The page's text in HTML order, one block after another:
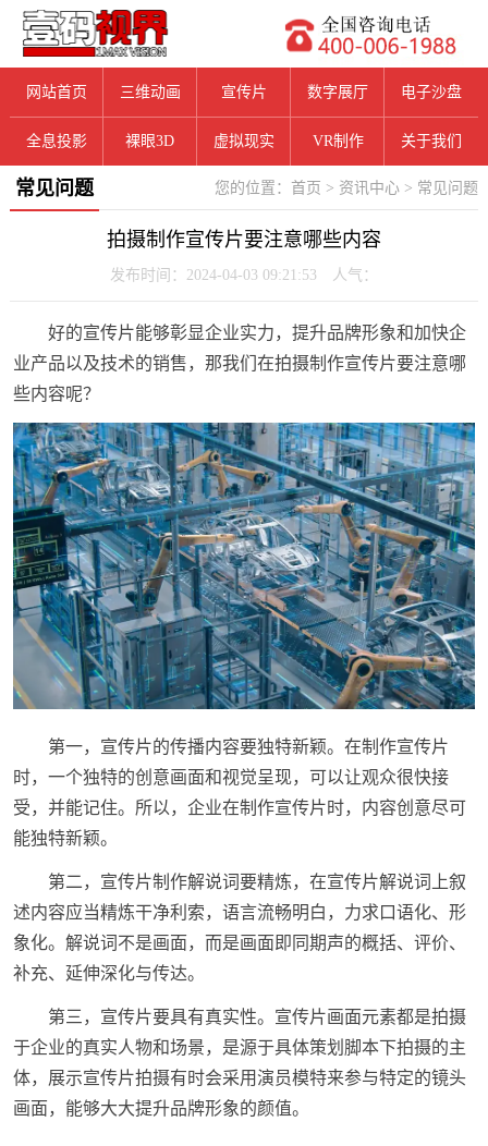
网站首页 三维动画 宣传片 数字展厅 电子沙盘
全息投影 裸眼3D 虚拟现实 VR制作 关于我们
您的位置： 首页 > 资讯中心 > 常见问题
常见问题
拍摄制作宣传片要注意哪些内容
发布时间：2024-04-03 09:21:53 人气：
好的宣传片能够彰显企业实力，提升品牌形象和加快企
业产品以及技术的销售，那我们在拍摄制作宣传片要注意哪
些内容呢？
第一，宣传片的传播内容要独特新颖。在制作宣传片
时，一个独特的创意画面和视觉呈现，可以让观众很快接
受，并能记住。所以，企业在制作宣传片时，内容创意尽可
能独特新颖。
第二，宣传片制作解说词要精炼，在宣传片解说词上叙
述内容应当精炼干净利索，语言流畅明白，力求口语化、形
象化。解说词不是画面，而是画面即同期声的概括、评价、
补充、延伸深化与传达。
第三，宣传片要具有真实性。宣传片画面元素都是拍摄
于企业的真实人物和场景，是源于具体策划脚本下拍摄的主
体，展示宣传片拍摄有时会采用演员模特来参与特定的镜头
画面，能够大大提升品牌形象的颜值。